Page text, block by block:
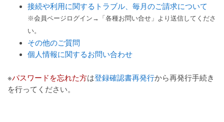
接続や利用に関するトラブル、毎月のご請求について
※会員ページログイン→「各種お問い合せ」より送信してくださ
い。
その他のご質問
個人情報に関するお問い合わせ
※パスワードを忘れた方は登録確認書再発行から再発行手続き
を行ってください。